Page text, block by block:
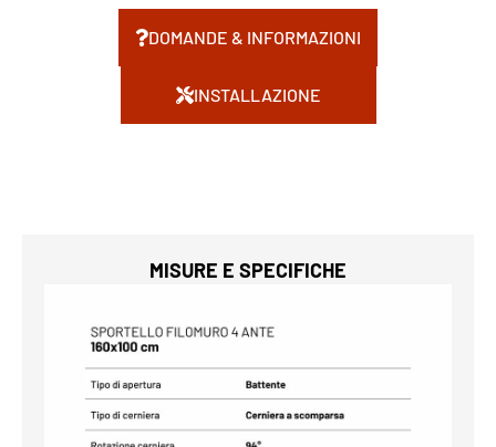
DOMANDE & INFORMAZIONI
INSTALLAZIONE
MISURE E SPECIFICHE